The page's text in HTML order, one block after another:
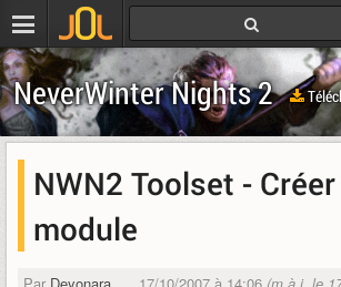
NeverWinter Nights 2
NWN2 Toolset -
module